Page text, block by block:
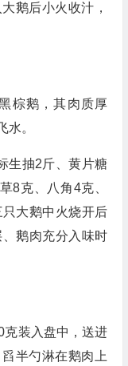
鹅后小火收汁，
棕鹅，其肉质厚
。
生抽2斤、黄片糖
8克、八角4克、
大鹅中火烧开后
鹅肉充分入味时
克装入盘中，送进
半勺淋在鹅肉上